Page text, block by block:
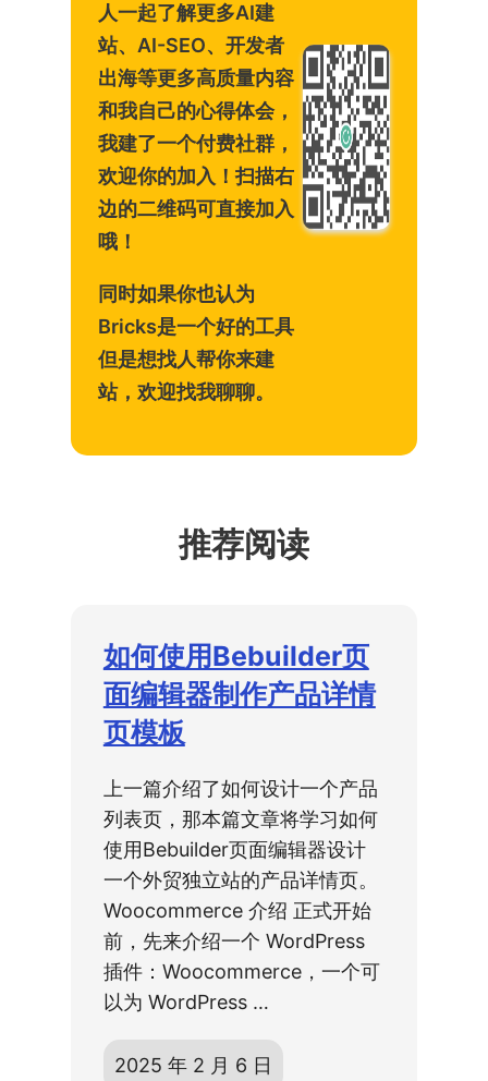
人一起了解更多AI建
站、AI-SEO、开发者
出海等更多高质量内容
和我自己的心得体会，
我建了一个付费社群，
欢迎你的加入！扫描右
边的二维码可直接加入
哦！
同时如果你也认为
Bricks是一个好的工具
但是想找人帮你来建
站，欢迎找我聊聊。
推荐阅读
如何使用Bebuilder页
面编辑器制作产品详情
页模板
上一篇介绍了如何设计一个产品
列表页，那本篇文章将学习如何
使用Bebuilder页面编辑器设计
一个外贸独立站的产品详情页。
Woocommerce 介绍 正式开始
前，先来介绍一个 WordPress
插件：Woocommerce，一个可
以为 WordPress …
2025 年 2 月 6 日